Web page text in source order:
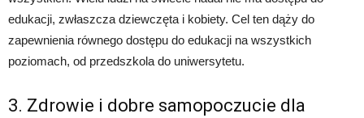
edukacji, zwłaszcza dziewczęta i kobiety. Cel ten dąży do
zapewnienia równego dostępu do edukacji na wszystkich
poziomach, od przedszkola do uniwersytetu.
3. Zdrowie i dobre samopoczucie dla